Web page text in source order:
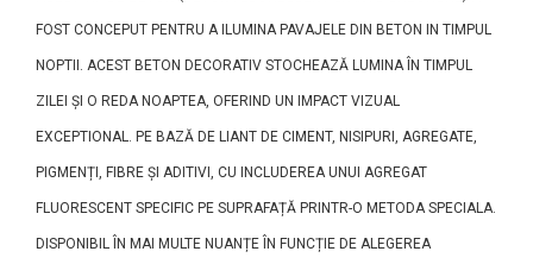
FOST CONCEPUT PENTRU A ILUMINA PAVAJELE DIN BETON IN TIMPUL
NOPTII. ACEST BETON DECORATIV STOCHEAZĂ LUMINA ÎN TIMPUL
ZILEI ȘI O REDA NOAPTEA, OFERIND UN IMPACT VIZUAL
EXCEPTIONAL. PE BAZĂ DE LIANT DE CIMENT, NISIPURI, AGREGATE,
PIGMENȚI, FIBRE ȘI ADITIVI, CU INCLUDEREA UNUI AGREGAT
FLUORESCENT SPECIFIC PE SUPRAFAȚĂ PRINTR-O METODA SPECIALA.
DISPONIBIL ÎN MAI MULTE NUANȚE ÎN FUNCȚIE DE ALEGEREA